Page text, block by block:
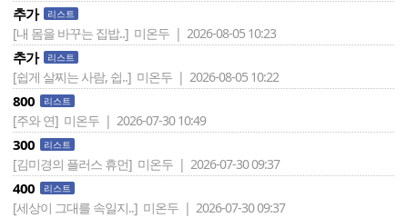
추가 리스트
[내 몸을 바꾸는 집밥..] 미온두 | 2026-08-05 10:23
추가 리스트
[쉽게 살찌는 사람, 쉽..] 미온두 | 2026-08-05 10:22
800 리스트
[주와 연] 미온두 | 2026-07-30 10:49
300 리스트
[김미경의 플러스 휴먼] 미온두 | 2026-07-30 09:37
400 리스트
[세상이 그대를 속일지..] 미온두 | 2026-07-30 09:37